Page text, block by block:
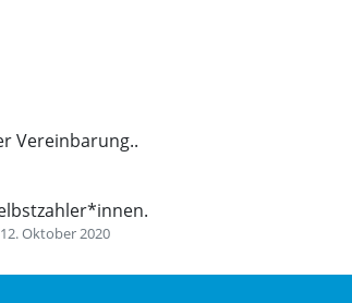
Vereinbarung..
Oktober 2020